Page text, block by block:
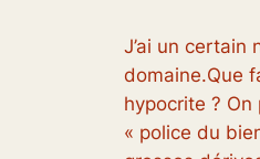
J’ai un certain
domaine.Que
hypocrite ?
« police du